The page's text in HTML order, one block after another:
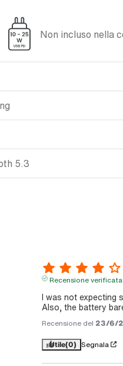
Non incluso nella
5.3
Recensione verificata
I was not expecting
Also, the battery
Recensione del 23/6/
Utile(0) Segnala